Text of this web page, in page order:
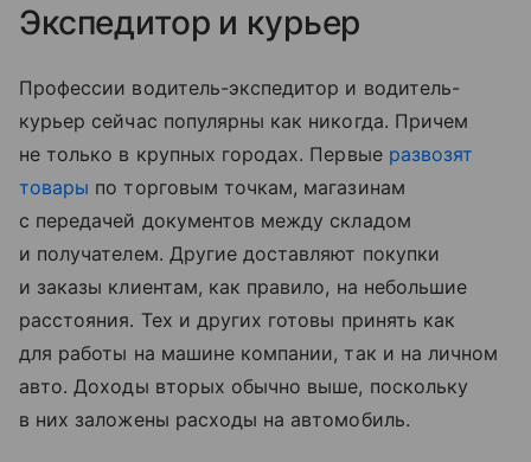
Экспедитор и курьер
Профессии водитель-экспедитор и водитель-
курьер сейчас популярны как никогда. Причем
не только в крупных городах. Первые развозят
товары по торговым точкам, магазинам
с передачей документов между складом
и получателем. Другие доставляют покупки
и заказы клиентам, как правило, на небольшие
расстояния. Тех и других готовы принять как
для работы на машине компании, так и на личном
авто. Доходы вторых обычно выше, поскольку
в них заложены расходы на автомобиль.